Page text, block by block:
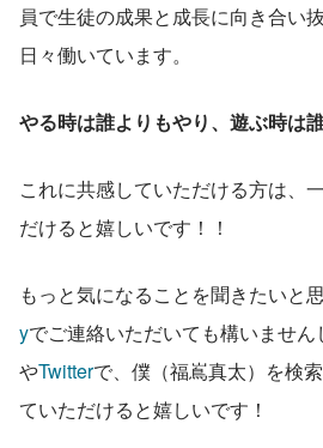
員で生徒の成果と成長に向き合い
日々働いています。
やる時は誰よりもやり、遊ぶ時は
これに共感していただける方は、
だけると嬉しいです！！
もっと気になることを聞きたいと
yでご連絡いただいても構いません
やTwitterで、僕（福嶌真太）を検
ていただけると嬉しいです！